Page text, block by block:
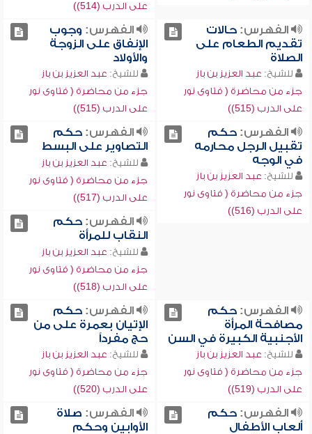
على الدرب (514))
الفهرس:حالات
تقديم الطعام على
الصلاة
للشيخ: عبد العزيز بن باز
جزء من محاضرة ( فتاوى نور
على الدرب (515))
الفهرس: وجوب
الإنفاق على الزوجة
والأولاد
للشيخ: عبد العزيز بن باز
جزء من محاضرة ( فتاوى نور
على الدرب (515))
الفهرس:حكم
تقبيل الرجل محارمه
في الوجه
للشيخ: عبد العزيز بن باز
جزء من محاضرة ( فتاوى نور
على الدرب (516))
الفهرس:حكم
التصاوير على البسط
للشيخ: عبد العزيز بن باز
جزء من محاضرة ( فتاوى نور
على الدرب (517))
الفهرس:حكم
النقاب للمرأة
للشيخ: عبد العزيز بن باز
جزء من محاضرة ( فتاوى نور
على الدرب (518))
الفهرس:حكم
مصافحة المرأة
الأجنبية الكبيرة في السن
للشيخ: عبد العزيز بن باز
جزء من محاضرة ( فتاوى نور
على الدرب (519))
الفهرس:حكم
الإتيان بعمرة على من
حج مفرداً
للشيخ: عبد العزيز بن باز
جزء من محاضرة ( فتاوى نور
على الدرب (520))
الفهرس:حكم
ألعاب الأطفال
الفهرس: صلاة
الأوابين وحكم